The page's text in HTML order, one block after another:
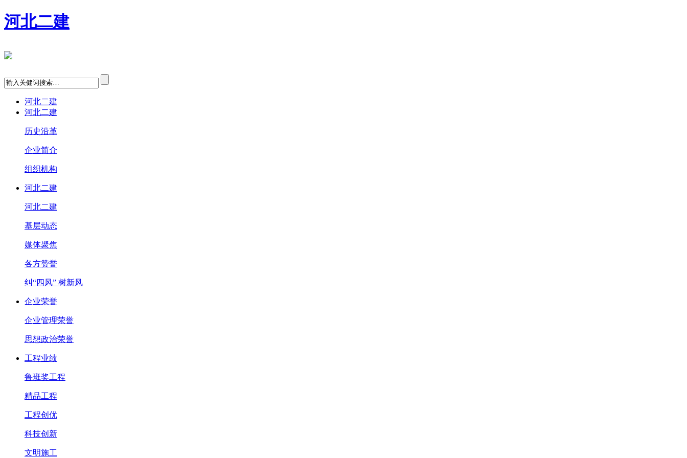
河北二建
河北二建
河北二建
历史沿革
企业简介
组织机构
河北二建
河北二建
基层动态
媒体聚焦
各方赞誉
纠“四风” 树新风
企业荣誉
企业管理荣誉
思想政治荣誉
工程业绩
鲁班奖工程
精品工程
工程创优
科技创新
文明施工